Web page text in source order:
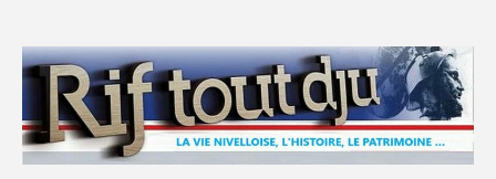
content